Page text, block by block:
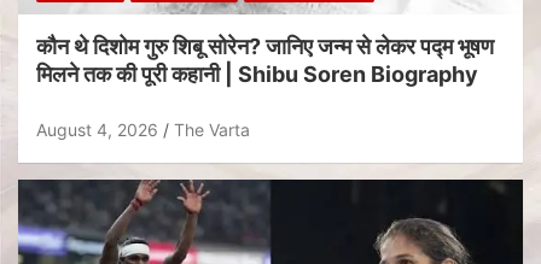
कौन थे दिशोम गुरु शिबू सोरेन? जानिए जन्म से लेकर पद्म भूषण
मिलने तक की पूरी कहानी | Shibu Soren Biography
August 4, 2026 The Varta